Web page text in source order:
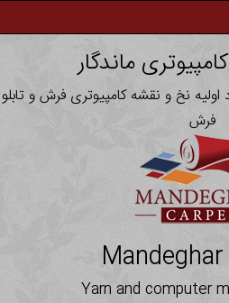
ماندگار
اولیه نخ و نقشه کامپیوتری فرش و تابلو
فرش
Yarn and computer